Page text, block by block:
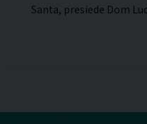
Santa, presiede Dom